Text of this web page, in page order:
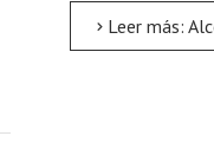
Leer más: Alcoholes